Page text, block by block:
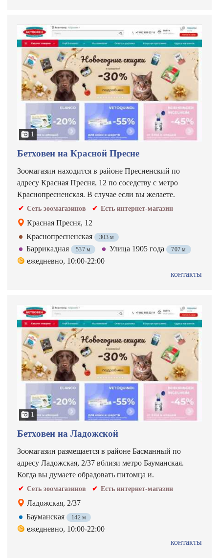
1
Бетховен на Красной Пресне
Зоомагазин находится в районе Пресненский по
адресу Красная Пресня, 12 по соседству с метро
Краснопресненская. В случае если вы желаете.
Сеть зоомагазинов Есть интернет-магазин
Красная Пресня, 12
Краснопресненская
303 м
Баррикадная 537 м Улица 1905 года 707 м
ежедневно, 10:00-22:00
контакты
1
Бетховен на Ладожской
Зоомагазин размещается в районе Басманный по
адресу Ладожская, 2/37 вблизи метро Бауманская.
Когда вы думаете обрадовать питомца и.
Сеть зоомагазинов Есть интернет-магазин
Ладожская, 2/37
Бауманская
142 м
ежедневно, 10:00-22:00
контакты